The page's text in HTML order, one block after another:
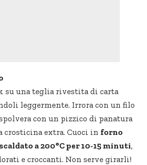
su una teglia rivestita di carta
leggermente. Irrora con un filo
spolvera con un pizzico di panatura
crosticina extra. Cuoci in forno
a 200°C per 10-15 minuti,
e croccanti. Non serve girarli!